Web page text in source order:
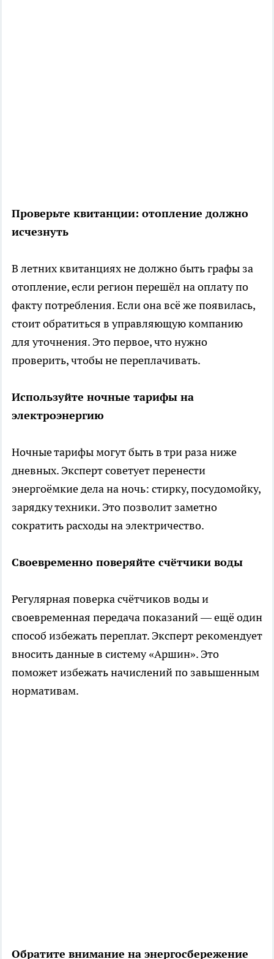
Проверьте квитанции: отопление должно
исчезнуть
В летних квитанциях не должно быть графы за
отопление, если регион перешёл на оплату по
факту потребления. Если она всё же появилась,
стоит обратиться в управляющую компанию
для уточнения. Это первое, что нужно
проверить, чтобы не переплачивать.
Используйте ночные тарифы на
электроэнергию
Ночные тарифы могут быть в три раза ниже
дневных. Эксперт советует перенести
энергоёмкие дела на ночь: стирку, посудомойку,
зарядку техники. Это позволит заметно
сократить расходы на электричество.
Своевременно поверяйте счётчики воды
Регулярная поверка счётчиков воды и
своевременная передача показаний — ещё один
способ избежать переплат. Эксперт рекомендует
вносить данные в систему «Аршин». Это
поможет избежать начислений по завышенным
нормативам.
Обратите внимание на энергосбережение